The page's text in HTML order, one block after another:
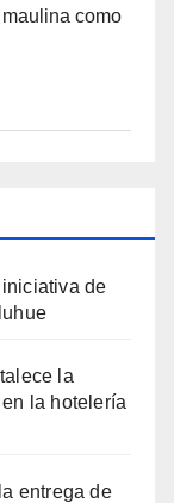
como
de
la
la hotelería
entrega de